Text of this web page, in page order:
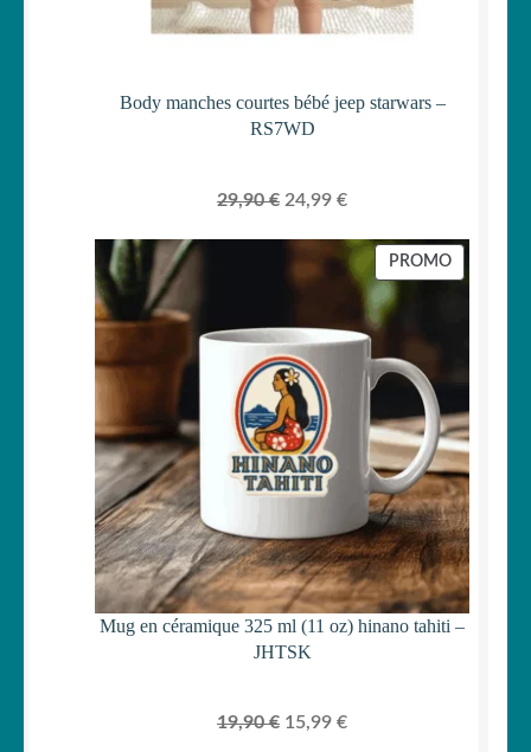
Body manches courtes bébé jeep starwars –
RS7WD
29,90€ Le
initial
était :
24,99 €Le
actuel
est :
24,99 €.
PROMOPRODUIT
Mug en céramique 325 ml (11 oz) hinano tahiti –
JHTSK
19,90€ Le
15,99 €Le